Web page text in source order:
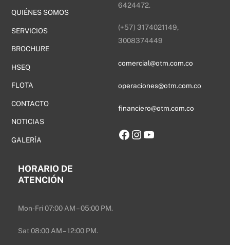
QUIÉNES SOMOS
SERVICIOS
BROCHURE
HSEQ
FLOTA
CONTACTO
NOTICIAS
GALERÍA
6424472.
(+57) 3174021149,
3008374449
comercial@otm.com.co
operaciones@otm.com.co
financiero@otm.com.co
Facebook
Instagram
YouTube
HORARIO DE
ATENCIÓN
Mon-Fri 07:00 AM – 05:00 PM.
Sat 08:00 AM – 12:00 PM.